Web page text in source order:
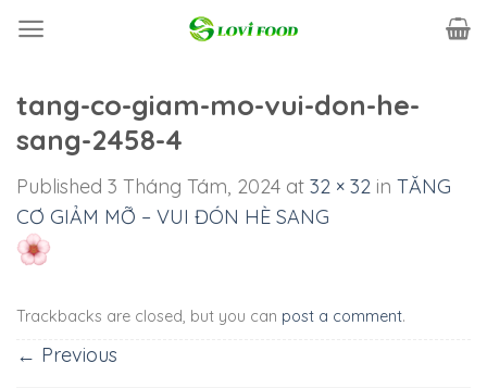
tang-co-giam-mo-vui-don-he-
sang-2458-4
Published 3 Tháng Tám, 2024 at 32 × 32 in TĂNG
CƠ GIẢM MỠ – VUI ĐÓN HÈ SANG
Trackbacks are closed, but you can post a comment.
← Previous